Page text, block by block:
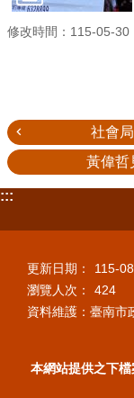
修改時間：115-05-30
社會
黃偉
:::
更新日期：
115-
瀏覽人次：
424
資料維護：臺南市
本網站提供之下